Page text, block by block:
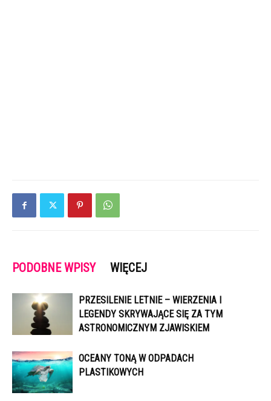
PODOBNE WPISY WIĘCEJ
PRZESILENIE LETNIE – WIERZENIA I
LEGENDY SKRYWAJĄCE SIĘ ZA TYM
ASTRONOMICZNYM ZJAWISKIEM
OCEANY TONĄ W ODPADACH
PLASTIKOWYCH